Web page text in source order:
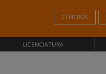
CENTROS
LICENCIATURA